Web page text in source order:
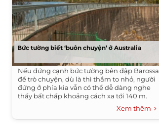
Bức tường biết ‘buôn chuyện’ ở Australia
Nếu đứng cạnh bức tường bên đập Barossa
để trò chuyện, dù là thì thầm to nhỏ, người
đứng ở phía kia vẫn có thể dễ dàng nghe
thấy bất chấp khoảng cách xa tới 140 m.
Xem thêm